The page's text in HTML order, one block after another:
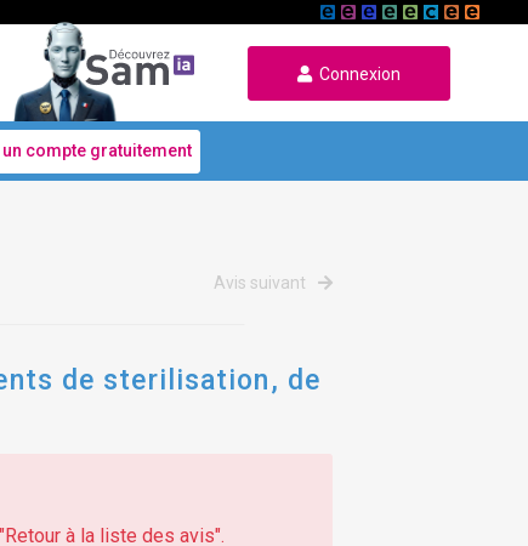
Connexion
un compte gratuitement
Avis suivant
de sterilisation, de
à la liste des avis".